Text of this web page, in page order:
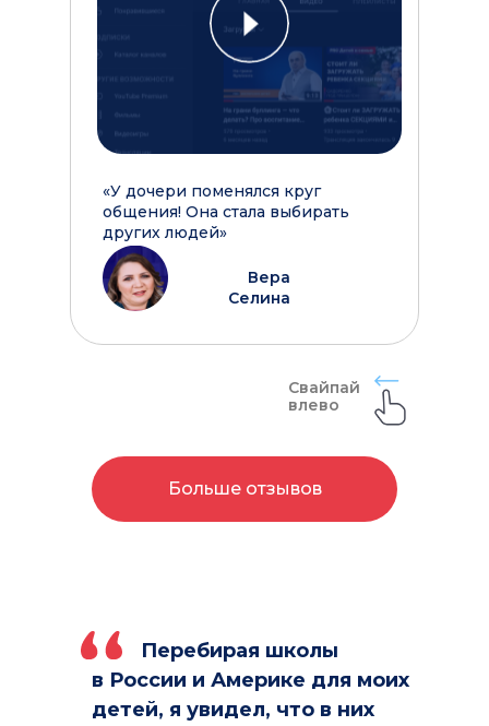
«У дочери поменялся круг
общения! Она стала выбирать
других людей»
Вера
Селина
Свайпай
влево
Больше отзывов
Перебирая школы
в России и Америке для моих
детей, я увидел, что в них